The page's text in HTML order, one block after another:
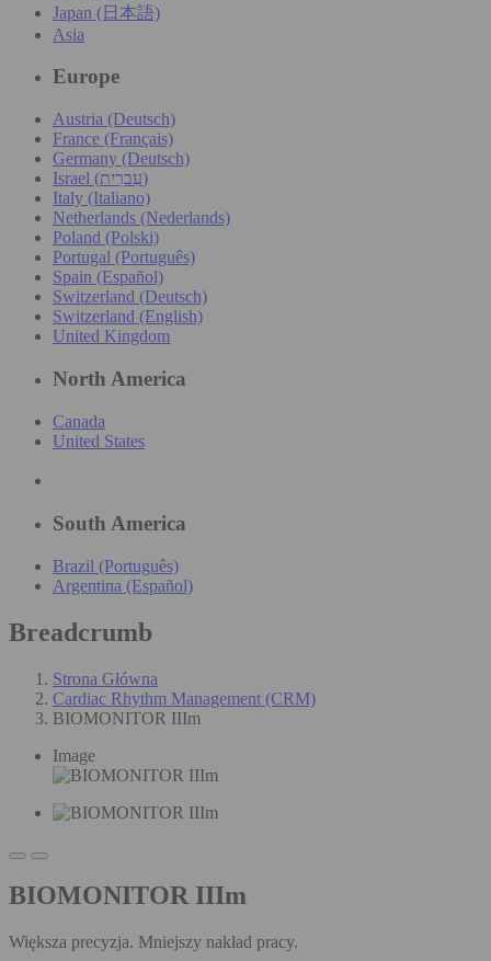
Japan (日本語)
Asia
Europe
Austria (Deutsch)
France (Français)
Germany (Deutsch)
Israel (עִברִית)
Italy (Italiano)
Netherlands (Nederlands)
Poland (Polski)
Portugal (Português)
Spain (Español)
Switzerland (Deutsch)
Switzerland (English)
United Kingdom
North America
Canada
United States
South America
Brazil (Português)
Argentina (Español)
Breadcrumb
Strona Główna
Cardiac Rhythm Management (CRM)
BIOMONITOR IIIm
Image
BIOMONITOR IIIm
Większa precyzja. Mniejszy nakład pracy.